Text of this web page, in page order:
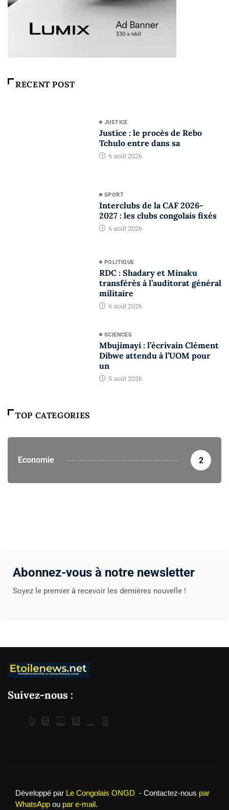
RECENT POST
JUSTICE
Justice : le procès de Rebo
Tchulo entre dans sa
6 août 2026
SPORT
Interclubs de la CAF 2026-
2027 : les clubs congolais fixés
6 août 2026
POLITIQUE
RDC : Shadary et Minaku
transférés à l’auditorat général
militaire
6 août 2026
SCIENCES
Mbujimayi : l’écrivain Clément
Dibwe attendu à l’UOM pour
un
5 août 2026
TOP CATEGORIES
Economie 2
Abonnez-vous à notre newsletter
Soyez le premier à recevoir les dernières nouvelle !
Suivez-nous :
Développé par Le Congolais ONGD - Contactez-nous par
WhatsApp ou par e-mail.